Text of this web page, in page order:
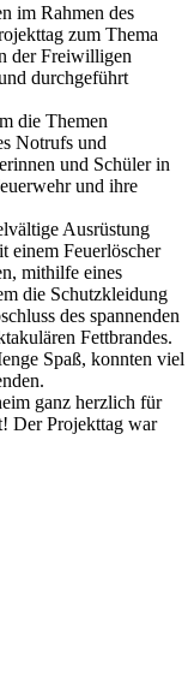
im Rahmen des
zum Thema
der Freiwilligen
durchgeführt
die Themen
Notrufs und
und Schüler in
und ihre
Ausrüstung
einem Feuerlöscher
mithilfe eines
die Schutzkleidung
des spannenden
Fettbrandes.
Spaß, konnten viel
ganz herzlich für
Der Projekttag war